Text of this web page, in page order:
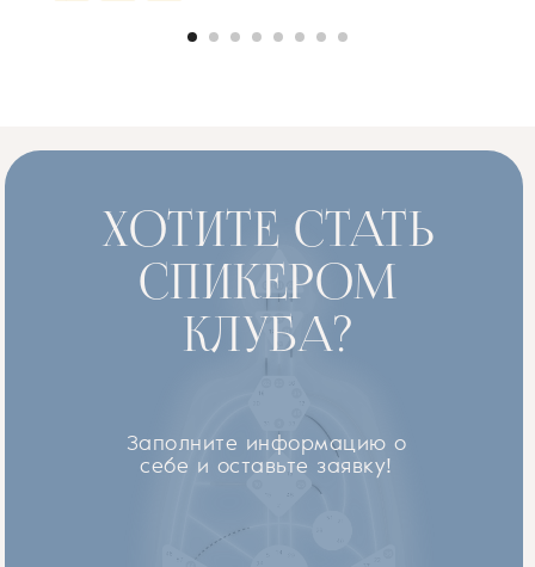
ХОТИТЕ СТАТЬ
СПИКЕРОМ
КЛУБА?
Заполните информацию о
себе и оставьте заявку!